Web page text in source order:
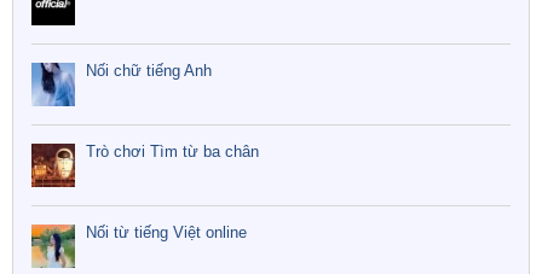
Nối chữ tiếng Anh
Trò chơi Tìm từ ba chân
Nối từ tiếng Việt online